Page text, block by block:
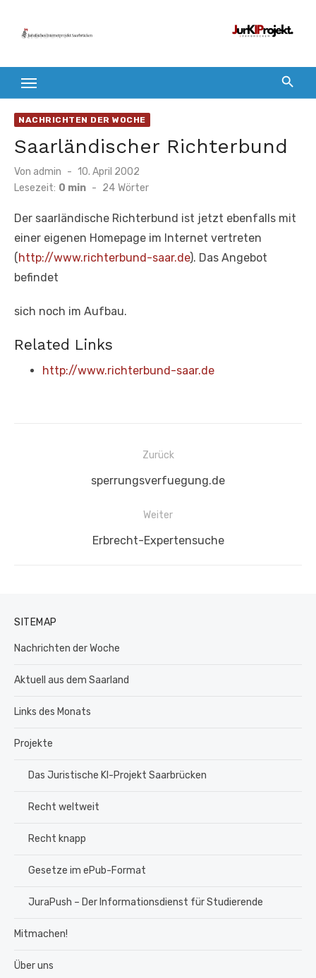
Inhalt
NACHRICHTEN DER WOCHE
Saarländischer Richterbund
Von admin
Veröffentlicht
am
10. April 2002
Lesezeit: 0 min - 24 Wörter
Der saarländische Richterbund ist jetzt ebenfalls mit
einer eigenen Homepage im Internet vertreten
(http://www.richterbund-saar.de). Das Angebot
befindet
sich noch im Aufbau.
Related Links
http://www.richterbund-saar.de
Beitragsnavigation
Zurück
Vorheriger
sperrungsverfuegung.de
Weiter
Nächster
Erbrecht-Expertensuche
SITEMAP
Nachrichten der Woche
Aktuell aus dem Saarland
Links des Monats
Projekte
Das Juristische KI-Projekt Saarbrücken
Recht weltweit
Recht knapp
Gesetze im ePub-Format
JuraPush – Der Informationsdienst für Studierende
Mitmachen!
Über uns